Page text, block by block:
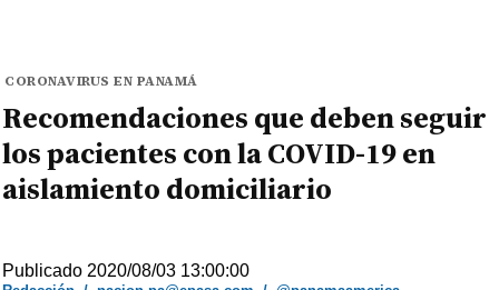
CORONAVIRUS EN PANAMÁ
Recomendaciones que deben seguir
los pacientes con la COVID-19 en
aislamiento domiciliario
Publicado 2020/08/03 13:00:00